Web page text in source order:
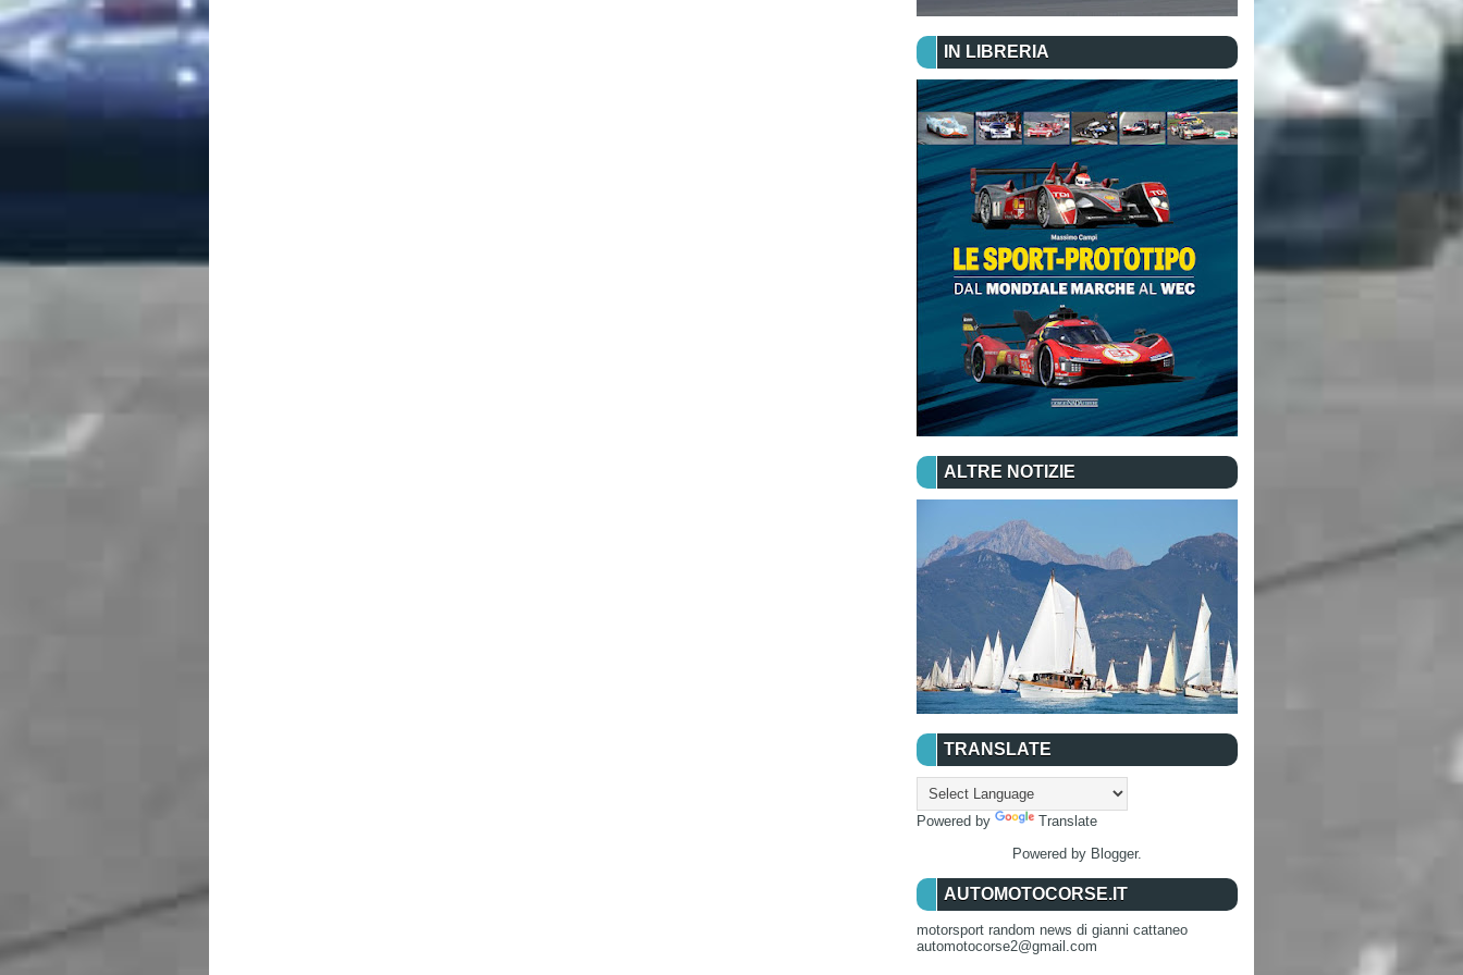
IN LIBRERIA
ALTRE NOTIZIE
TRANSLATE
Powered by
Translate
Powered by Blogger.
AUTOMOTOCORSE.IT
motorsport random news di gianni cattaneo
automotocorse2@gmail.com